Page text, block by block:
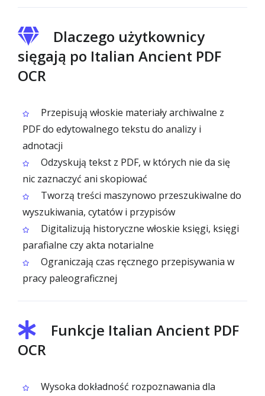
Dlaczego użytkownicy
sięgają po Italian Ancient PDF
OCR
Przepisują włoskie materiały archiwalne z
PDF do edytowalnego tekstu do analizy i
adnotacji
Odzyskują tekst z PDF, w których nie da się
nic zaznaczyć ani skopiować
Tworzą treści maszynowo przeszukiwalne do
wyszukiwania, cytatów i przypisów
Digitalizują historyczne włoskie księgi, księgi
parafialne czy akta notarialne
Ograniczają czas ręcznego przepisywania w
pracy paleograficznej
Funkcje Italian Ancient PDF
OCR
Wysoka dokładność rozpoznawania dla